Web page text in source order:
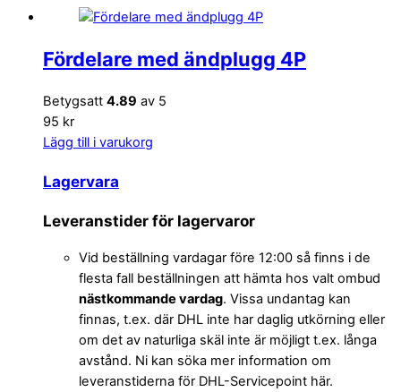
Fördelare med ändplugg 4P
Betygsatt 4.89 av 5
95 kr
Lägg till i varukorg
Lagervara
Leveranstider för lagervaror
Vid beställning vardagar före 12:00 så finns i de
flesta fall beställningen att hämta hos valt ombud
nästkommande vardag. Vissa undantag kan
finnas, t.ex. där DHL inte har daglig utkörning eller
om det av naturliga skäl inte är möjligt t.ex. långa
avstånd. Ni kan söka mer information om
leveranstiderna för DHL-Servicepoint här.